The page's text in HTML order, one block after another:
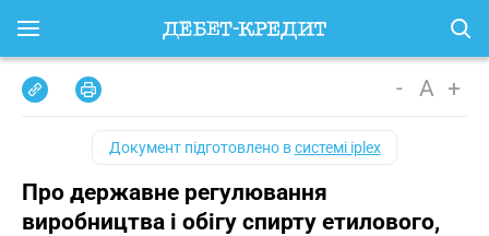
- A +
Документ підготовлено всистемі iplex
Про державне регулювання
виробництва і обігу спирту етилового,